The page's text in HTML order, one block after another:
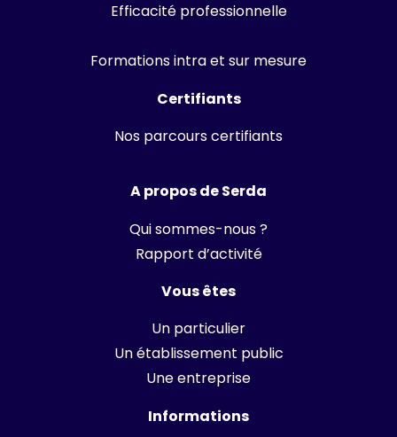
Efficacité professionnelle
Formations intra et sur mesure
Certifiants
Nos parcours certifiants
A propos de Serda
Qui sommes-nous ?
Rapport d’activité
Vous êtes
Un particulier
Un établissement public
Une entreprise
Informations